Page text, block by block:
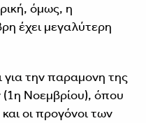
όμως, η
έχει μεγαλύτερη
για την παραμονη της
Νοεμβρίου), όπου
οι προγόνοι των